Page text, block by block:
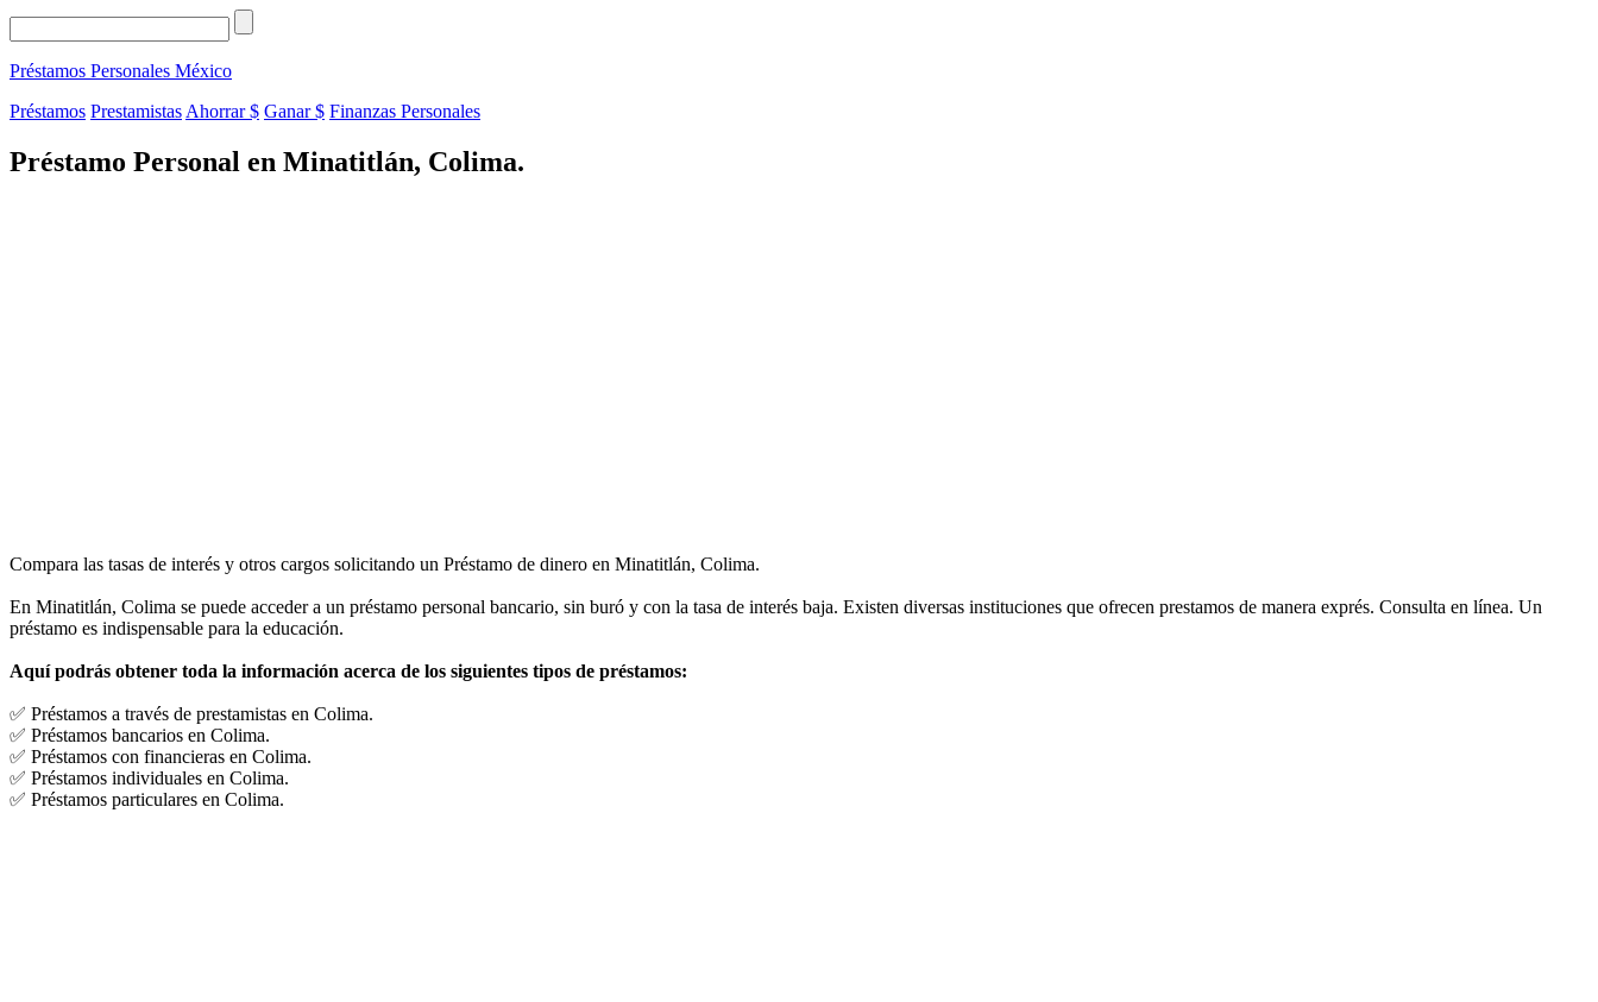
Préstamos Personales México
Préstamos Prestamistas Ahorrar $ Ganar $ Finanzas Personales
Préstamo Personal en Minatitlán, Colima.
Compara las tasas de interés y otros cargos solicitando un Préstamo de dinero en Minatitlán, Colima.
En Minatitlán, Colima se puede acceder a un préstamo personal bancario, sin buró y con la tasa de interés baja. Existen diversas instituciones que ofrecen prestamos de manera exprés. Consulta en línea. Un
préstamo es indispensable para la educación.
Aquí podrás obtener toda la información acerca de los siguientes tipos de préstamos:
✅ Préstamos a través de prestamistas en Colima.
✅ Préstamos bancarios en Colima.
✅ Préstamos con financieras en Colima.
✅ Préstamos individuales en Colima.
✅ Préstamos particulares en Colima.